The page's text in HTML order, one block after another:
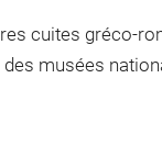
cuites gréco-
musées